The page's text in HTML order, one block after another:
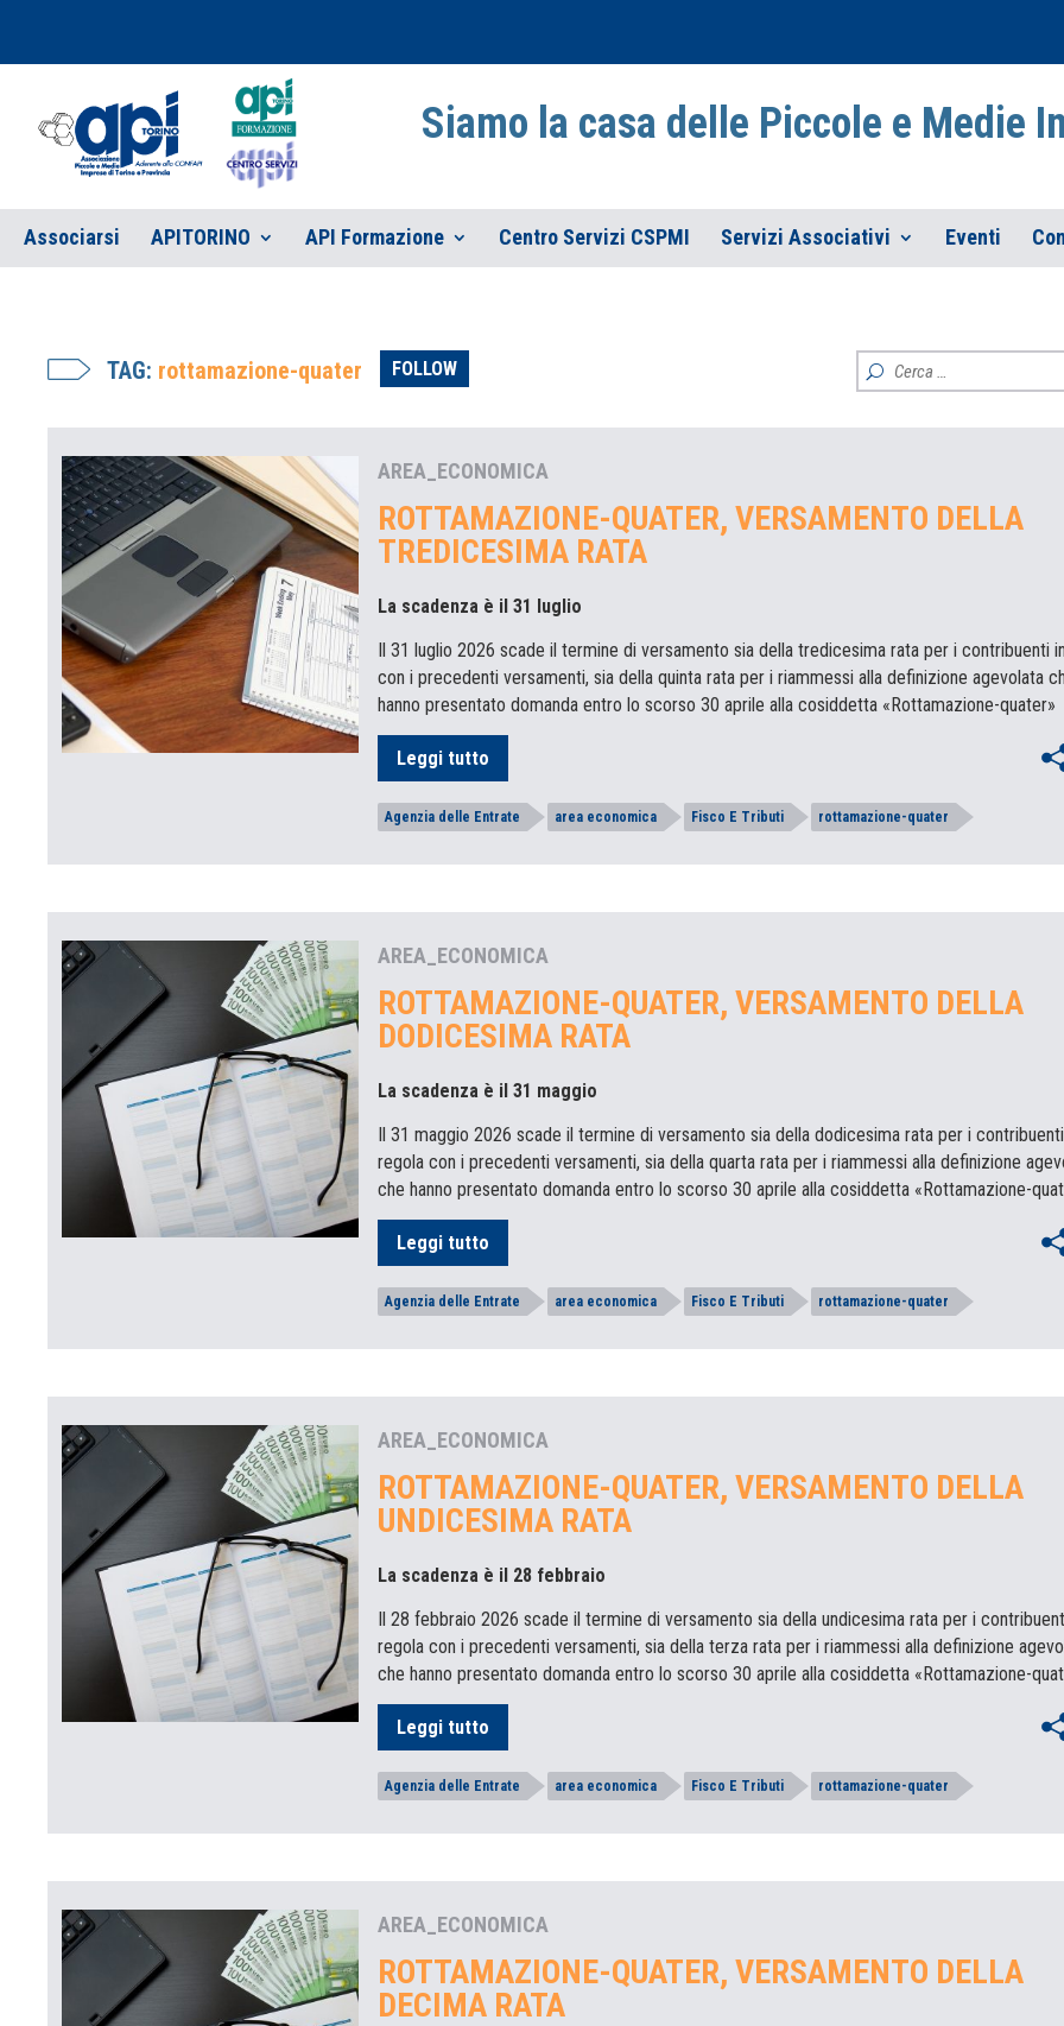
Siamo la casa delle Piccole e Medie
Associarsi APITORINO API Formazione Centro Servizi CSPMI Servizi Associativi Eventi
TAG: rottamazione-quater FOLLOW
AREA_ECONOMICA
ROTTAMAZIONE-QUATER, VERSAMENTO DELLA
TREDICESIMA RATA
La scadenza è il 31 luglio
Il 31 luglio 2026 scade il termine di versamento sia della tredicesima rata per i contribuenti
con i precedenti versamenti, sia della quinta rata per i riammessi alla definizione agevolata
hanno presentato domanda entro lo scorso 30 aprile alla cosiddetta «Rottamazione-quater»
Leggi tutto
Agenzia delle Entrate area economica Fisco E Tributi rottamazione-quater
AREA_ECONOMICA
ROTTAMAZIONE-QUATER, VERSAMENTO DELLA
DODICESIMA RATA
La scadenza è il 31 maggio
Il 31 maggio 2026 scade il termine di versamento sia della dodicesima rata per i
regola con i precedenti versamenti, sia della quarta rata per i riammessi alla definizione
che hanno presentato domanda entro lo scorso 30 aprile alla cosiddetta «Rottamazione-
Leggi tutto
Agenzia delle Entrate area economica Fisco E Tributi rottamazione-quater
AREA_ECONOMICA
ROTTAMAZIONE-QUATER, VERSAMENTO DELLA
UNDICESIMA RATA
La scadenza è il 28 febbraio
Il 28 febbraio 2026 scade il termine di versamento sia della undicesima rata per i
regola con i precedenti versamenti, sia della terza rata per i riammessi alla definizione
che hanno presentato domanda entro lo scorso 30 aprile alla cosiddetta «Rottamazione-
Leggi tutto
Agenzia delle Entrate area economica Fisco E Tributi rottamazione-quater
AREA_ECONOMICA
ROTTAMAZIONE-QUATER, VERSAMENTO DELLA
DECIMA RATA